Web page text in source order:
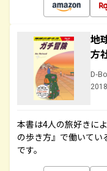
地
方
D-
本書は4人の旅好きに
の歩き方』で働いて
です。